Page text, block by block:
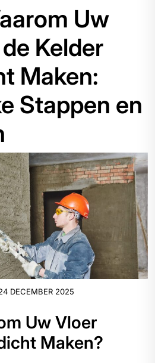
Uw
Kelder
Maken:
Stappen en
DECEMBER 2025
Uw Vloer
Maken?